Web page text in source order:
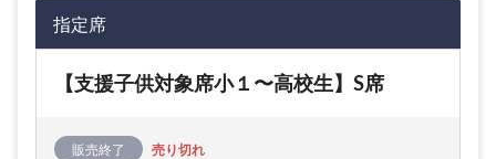
指定席
【支援子供対象席小１〜高校生】S席
販売終了 売り切れ